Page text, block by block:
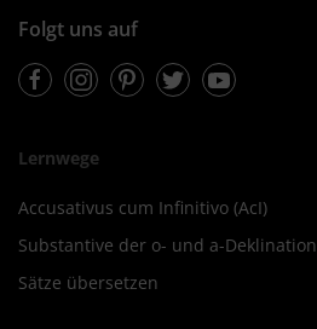
Folgt uns auf
FacebookInstagramPinterestTwitterYoutube
Lernwege
Accusativus cum Infinitivo (AcI)
Substantive der o- und a-Deklination
Sätze übersetzen